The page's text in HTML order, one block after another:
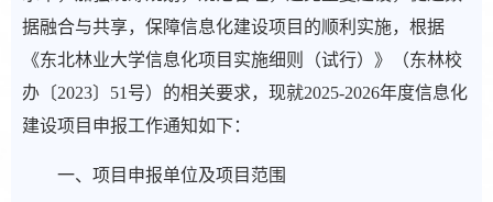
据融合与共享，保障信息化建设项目的顺利实施，根据
《东北林业大学信息化项目实施细则（试行）》（东林校
办〔2023〕51号）的相关要求，现就2025-2026年度信息化
建设项目申报工作通知如下：
一、项目申报单位及项目范围